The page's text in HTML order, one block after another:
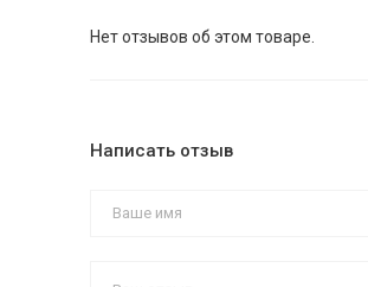
Нет отзывов об этом товаре.
Написать отзыв